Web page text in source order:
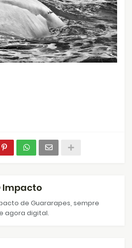
Impacto
de Guararapes, sempre
agora digital.